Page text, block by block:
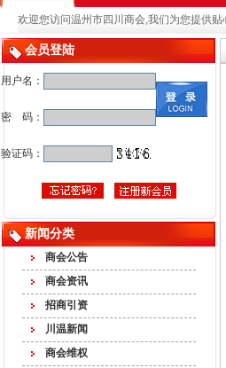
欢迎您访问温州市四川商会,我们为您提供贴
会员登陆
用户名：
密 码：
验证码：
新闻分类
商会公告
商会资讯
招商引资
川温新闻
商会维权